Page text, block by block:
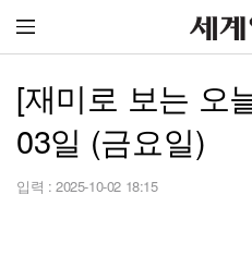
[재미로 보는 오
03일 (금요일)
입력 : 2025-10-02 18:15